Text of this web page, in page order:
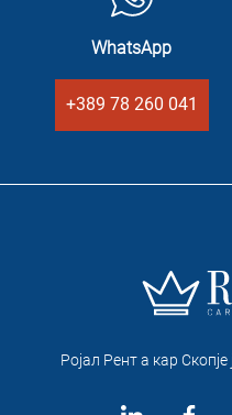
WhatsApp
+389 78 260 041
Ројал Рент а кар